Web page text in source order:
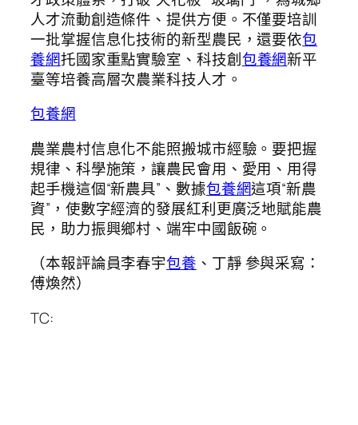
人才流動創造條件、提供方便。不僅要培訓
一批掌握信息化技術的新型農民，還要依包
養網托國家重點實驗室、科技創包養網新平
臺等培養高層次農業科技人才。
包養網
農業農村信息化不能照搬城市經驗。要把握
規律、科學施策，讓農民會用、愛用、用得
起手機這個“新農具”、數據包養網這項“新農
資”，使數字經濟的發展紅利更廣泛地賦能農
民，助力振興鄉村、端牢中國飯碗。
（本報評論員李春宇包養 、丁靜 參與采寫：
傅煥然）
TC: